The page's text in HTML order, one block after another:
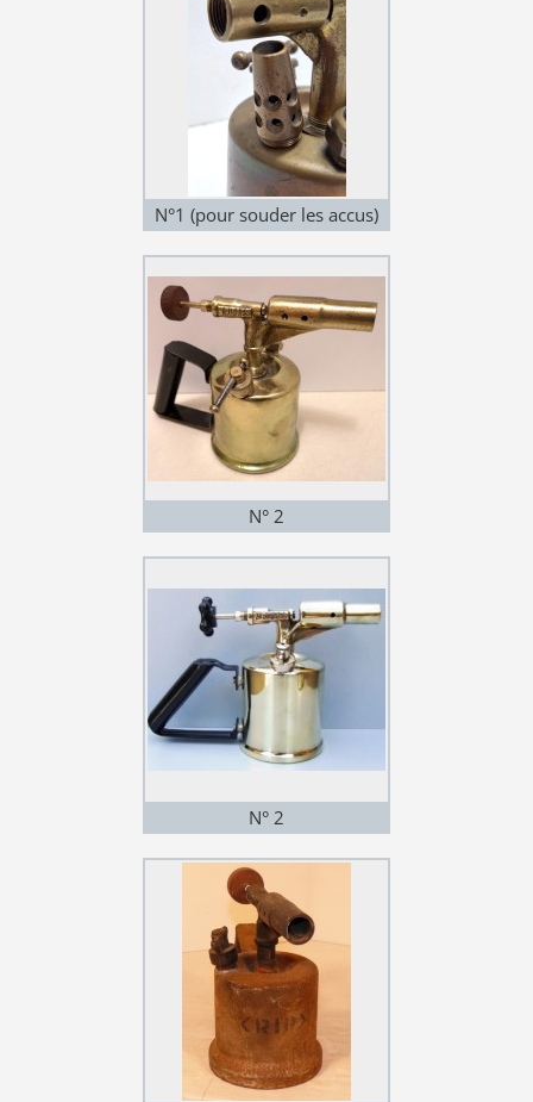
N°1 (pour souder les accus)
N° 2
N° 2